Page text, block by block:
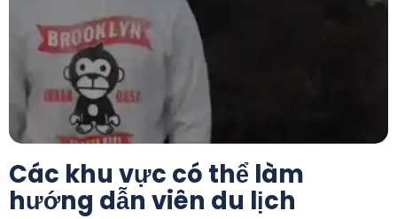
Các khu vực có thể làm
hướng dẫn viên du lịch